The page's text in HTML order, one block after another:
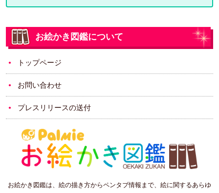
お絵かき図鑑について
トップページ
お問い合わせ
プレスリリースの送付
お絵かき図鑑は、絵の描き方からペンタブ情報まで、絵に関するあらゆ